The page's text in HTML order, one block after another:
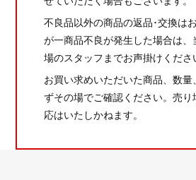
不良品以外の商品の返品･交換は
が一商品不良が発生した場合は、
場のスタッフまでお声掛けくださ
お買い求めいただいた商品、数
ずその場でご確認ください。売
応はいたしかねます。